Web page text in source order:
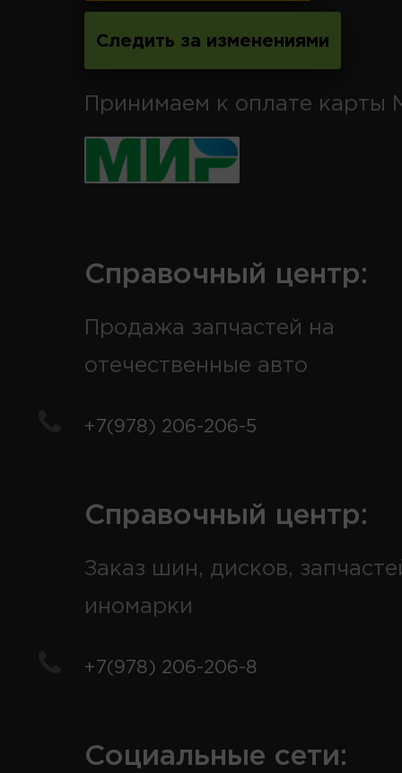
Следить за изменениями
Принимаем к оплате карты
Справочный центр:
Продажа запчастей на
отечественные авто
+7(978) 206-206-5
Справочный центр:
Заказ шин, дисков,
иномарки
+7(978) 206-206-8
Социальные сети: